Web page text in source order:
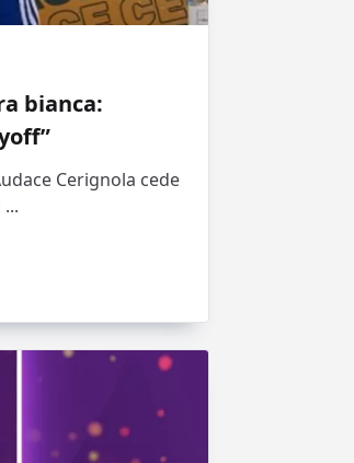
bianca:
Cerignola cede
...